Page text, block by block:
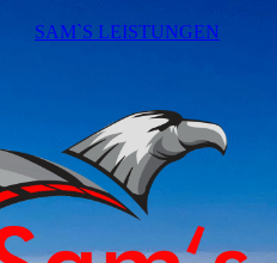
SAM`S LEISTUNGEN